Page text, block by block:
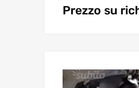
Prezzo su